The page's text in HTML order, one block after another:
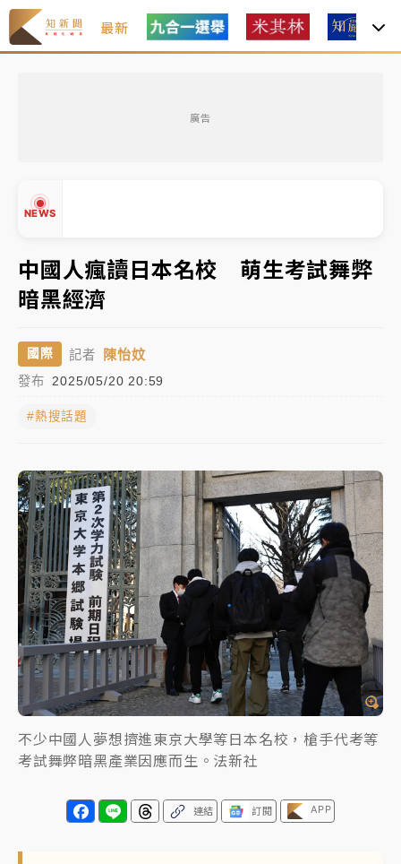
最新
廣告
NEWS
中信慈善基金會想增加董事人數！辜仲諒向法院聲請遭
駁 理由曝光
故宮《龍藏經》特展第2檔！今線上預約開賣一度塞車
周六起展出延長至晚上7時
台東農業處長涉圖利渡假村！東檢抗告成功 今重開羈
父親節泡湯了！中颱白海豚雨彈轟3天 「紅到發紫」降
雨熱區曝
暑假過三周才推「E宿新北打卡趣」！抽獎程序複雜 觀
旅局回應了
中信慈善基金會想增加董事人數！辜仲諒向法院聲請遭
駁 理由曝光
故宮《龍藏經》特展第2檔！今線上預約開賣一度塞車
周六起展出延長至晚上7時
台東農業處長涉圖利渡假村！東檢抗告成功 今重開羈
押庭
父親節泡湯了！中颱白海豚雨彈轟3天 「紅到發紫」降
雨熱區曝
▲
中國人瘋讀日本名校 萌生考試舞弊
暗黑經濟
國際 記者 陳怡妏
發布 2025/05/20 20:59
#熱搜話題
不少中國人夢想擠進東京大學等日本名校，槍手代考等
考試舞弊暗黑產業因應而生。法新社
連結 訂閱 APP